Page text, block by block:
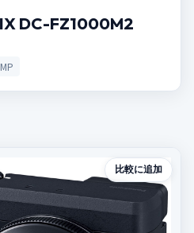
DC-FZ1000M2
比較に追加